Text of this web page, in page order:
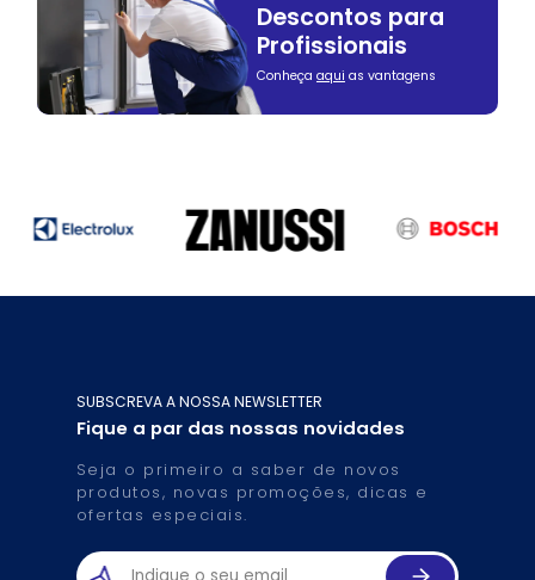
Descontos para
Profissionais
Conheça aqui as vantagens
SUBSCREVA A NOSSA NEWSLETTER
Fique a par das nossas novidades
Seja o primeiro a saber de novos
produtos, novas promoções, dicas e
ofertas especiais.